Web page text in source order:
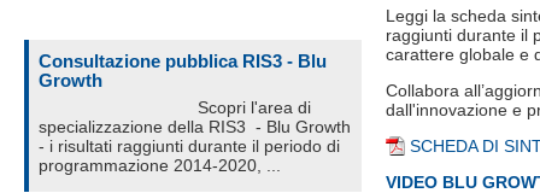
Leggi la scheda
raggiunti durante il
carattere globale e
Collabora
dall'innovazione e
SCHEDA DI
VIDEO BLU
Consultazione pubblica RIS3 - Blu
Growth
Scopri l'area di
specializzazione della RIS3 - Blu Growth
- i risultati raggiunti durante il periodo di
programmazione 2014-2020, ...